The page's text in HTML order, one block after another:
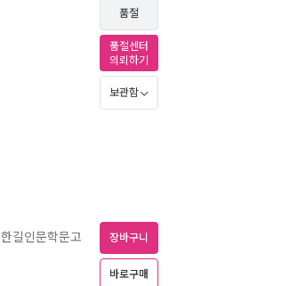
품절
품절센터
의뢰하기
보관함
한길인문학문고 장바구니
바로구매